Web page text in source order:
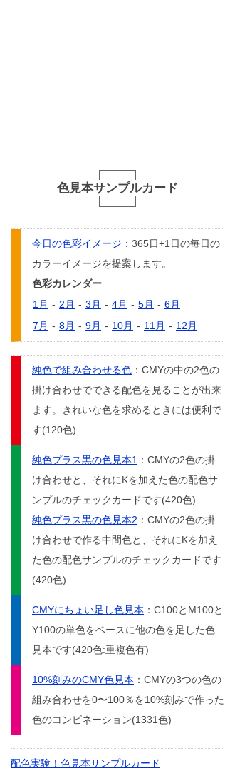
色見本サンプルカード
今日の色彩イメージ ：365日+1日の毎日の
カラーイメージを提案します。
色彩カレンダー
1月 - 2月 - 3月 - 4月 - 5月 - 6月
7月 - 8月 - 9月 - 10月 - 11月 - 12月
純色で組み合わせる色 ：CMYの中の2色の
掛け合わせでできる配色を見ることが出来
ます。きれいな色を求めるときには便利で
す(120色)
純色プラス黒の色見本1 ：CMYの2色の掛
け合わせと、それにKを加えた色の配色サ
ンプルのチェックカードです(420色)
純色プラス黒の色見本2 ：CMYの2色の掛
け合わせで作る中間色と、それにKを加え
た色の配色サンプルのチェックカードです
(420色)
CMYにちょい足し色見本 ：C100とM100と
Y100の単色をベースに他の色を足した色
見本です(420色:重複色有)
10%刻みのCMY色見本 ：CMYの3つの色の
組み合わせを0〜100％を10%刻みで作った
色のコンビネーション(1331色)
配色実験！色見本サンプルカード